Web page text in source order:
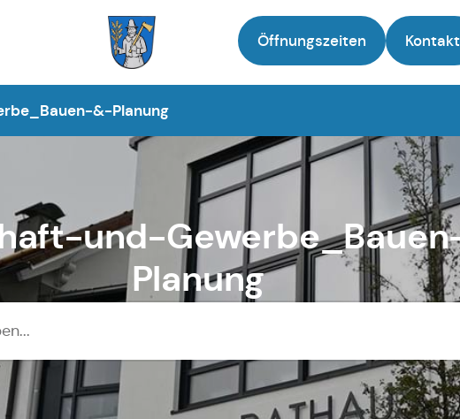
Zur Startseite
Öffnungszeiten Kontakt
&-Planung
und-
Planung